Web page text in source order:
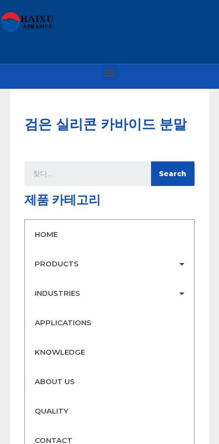
검은 실리콘 카바이드 분말
Search
제품 카테고리
HOME
PRODUCTS
INDUSTRIES
APPLICATIONS
KNOWLEDGE
ABOUT US
QUALITY
CONTACT